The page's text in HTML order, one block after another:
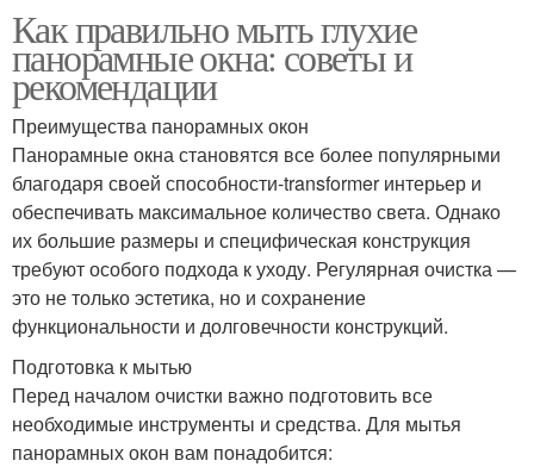
Как правильно мыть глухие
панорамные окна: советы и
рекомендации
Преимущества панорамных окон
Панорамные окна становятся все более популярными
благодаря своей способности-transformer интерьер и
обеспечивать максимальное количество света. Однако
их большие размеры и специфическая конструкция
требуют особого подхода к уходу. Регулярная очистка —
это не только эстетика, но и сохранение
функциональности и долговечности конструкций.
Подготовка к мытью
Перед началом очистки важно подготовить все
необходимые инструменты и средства. Для мытья
панорамных окон вам понадобится: